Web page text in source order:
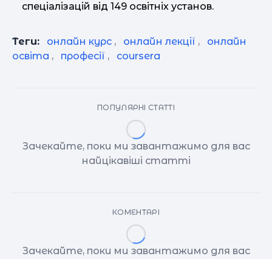
спеціалізацій від 149 освітніх установ.
Теги: онлайн курс , онлайн лекції ,
онлайн
освіта , професії , coursera
ПОПУЛЯРНІ СТАТТІ
Зачекайте, поки ми завантажимо для вас
найцікавіші статті
КОМЕНТАРІ
Зачекайте, поки ми завантажимо для вас